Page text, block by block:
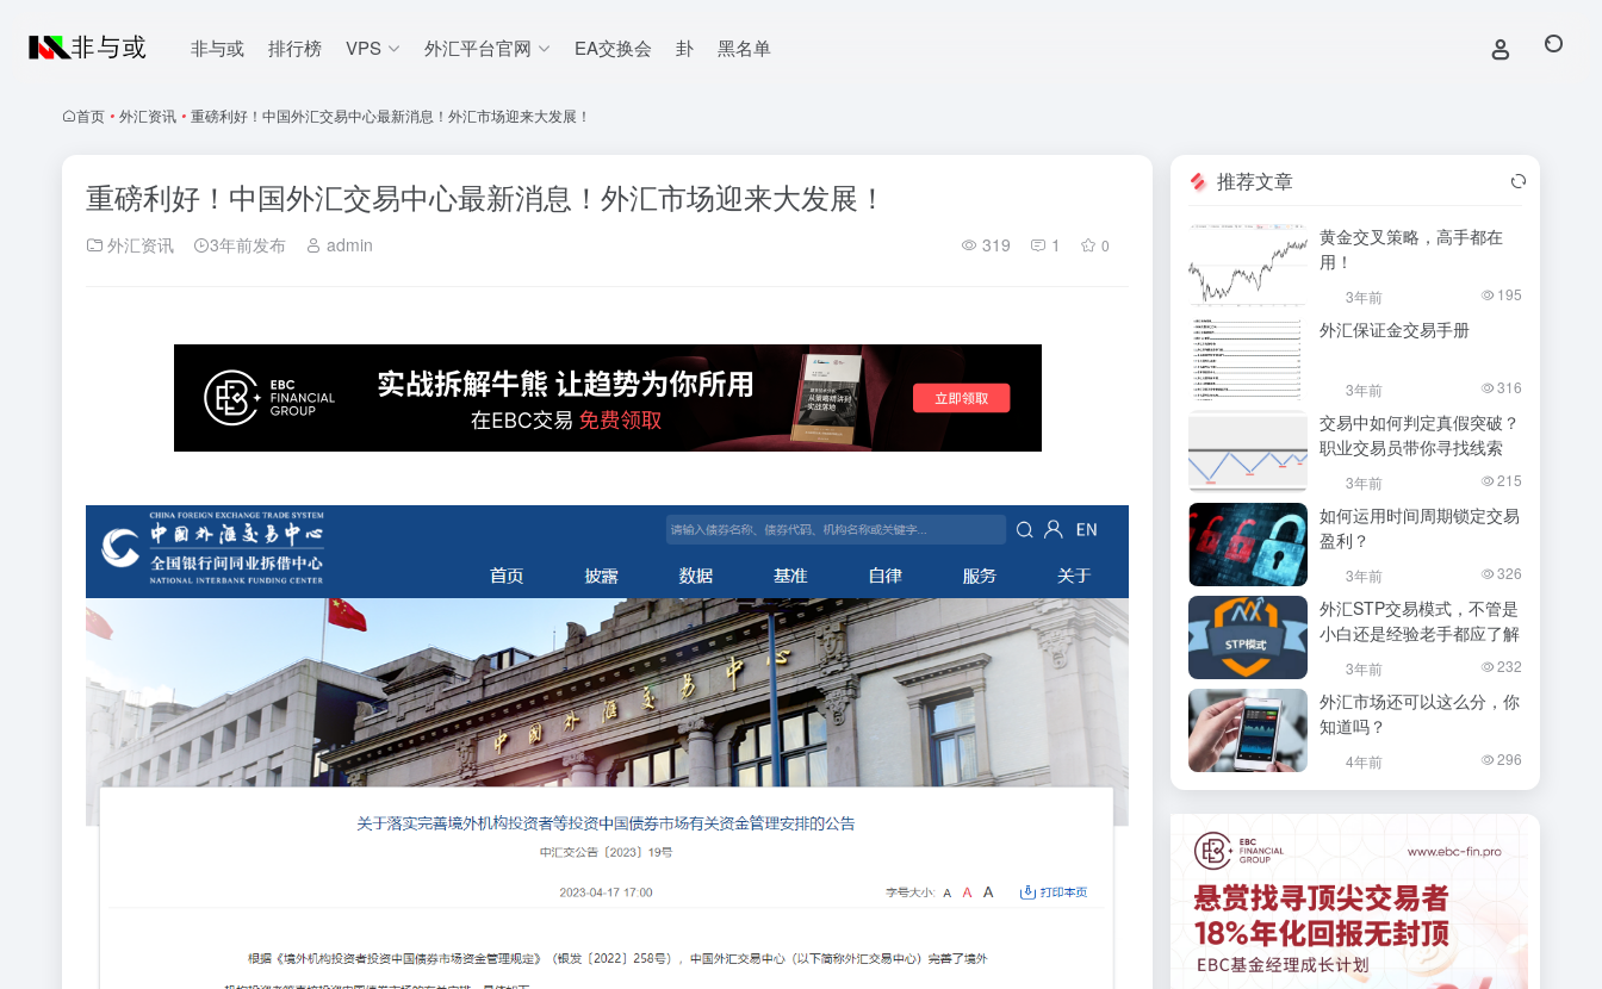
非与或 排行榜 VPS 外汇平台官网 EA交换会 卦 黑名单
首页 • 外汇资讯 • 重磅利好！中国外汇交易中心最新消息！外汇市场迎来大发展！
重磅利好！中国外汇交易中心最新消息！外汇市场迎来大发展！
外汇资讯 3年前发布 admin 319 1 0
推荐文章
黄金交叉策略，高手都在
用！
3年前 195
外汇保证金交易手册
3年前 316
交易中如何判定真假突破？
职业交易员带你寻找线索
3年前 215
如何运用时间周期锁定交易
盈利？
3年前 326
外汇STP交易模式，不管是
小白还是经验老手都应了解
3年前 232
外汇市场还可以这么分，你
知道吗？
4年前 296